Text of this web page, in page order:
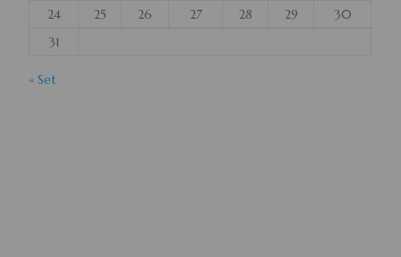
24
25 26 27 28 29
30
31
« Set